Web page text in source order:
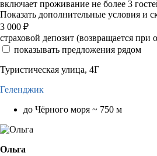
включает проживание не более 3
Показать дополнительные условия и
3 000 ₽
страховой депозит (возвращается при
показывать предложения рядом
Туристическая улица, 4Г
Геленджик
до Чёрного моря ~ 750 м
Ольга